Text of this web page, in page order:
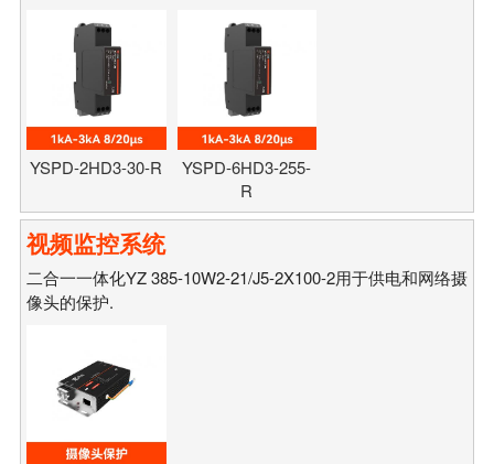
YSPD-2HD3-30-R
YSPD-6HD3-255-
R
视频监控系统
二合一一体化YZ 385-10W2-21/J5-2X100-2用于供电和网络摄
像头的保护.